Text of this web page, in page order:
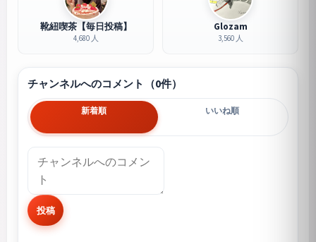
靴紐喫茶【毎日投稿】
4,680 人
Glozam
3,560 人
チャンネルへのコメント（0件）
新着順 いいね順
投稿